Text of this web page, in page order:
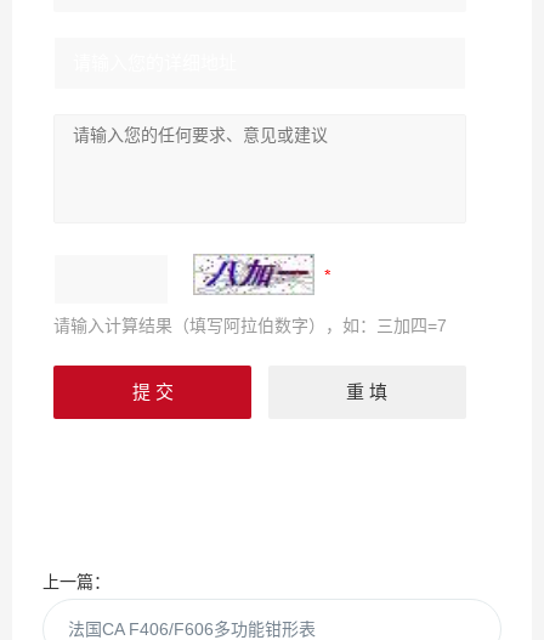
请输入计算结果（填写阿拉伯数字），如：三加四=7
上一篇：
法国CA F406/F606多功能钳形表